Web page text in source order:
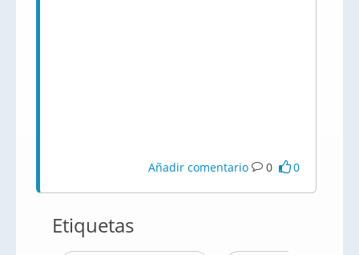
Añadir comentario 0 0
Etiquetas